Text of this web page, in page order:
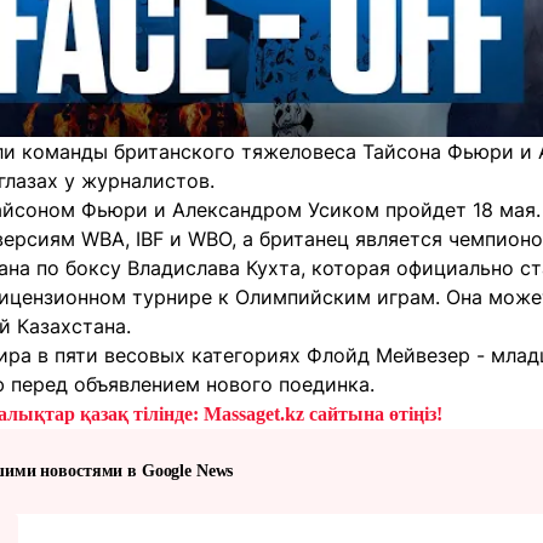
команды британского тяжеловеса Тайсона Фьюри и
у журналистов.
Фьюри и Александром Усиком пройдет 18 мая.
WBA, IBF и WBO, а британец является
по боксу Владислава Кухта, которая официально
турнире к Олимпийским играм. Она
Казахстана.
в пяти весовых категориях Флойд Мейвезер -
объявлением нового поединка.
қазақ тілінде: Massaget.kz сайтына өтіңіз!
новостями в Google News